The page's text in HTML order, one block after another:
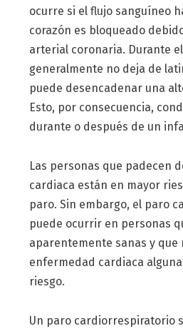
ocurre si el flujo sanguíneo
corazón es bloqueado
arterial coronaria. Durante
generalmente no deja de
puede desencadenar una
Esto, por consecuencia,
durante o después de un
Las personas que padecen
cardiaca están en mayor
paro. Sin embargo, el paro
puede ocurrir en personas
aparentemente sanas y que
enfermedad cardiaca
riesgo.
Un paro cardiorrespiratorio